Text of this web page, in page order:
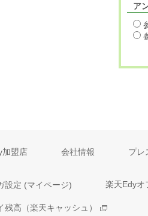
ア
加盟店 会社情報 プレ
設定 (マイページ) 楽天Edyオ
残高（楽天キャッシュ）